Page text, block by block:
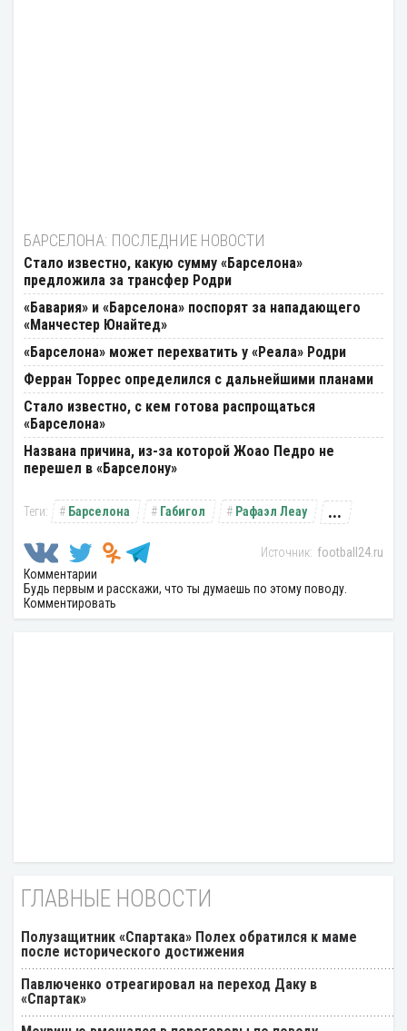
БАРСЕЛОНА: ПОСЛЕДНИЕ НОВОСТИ
Стало известно, какую сумму «Барселона»
предложила за трансфер Родри
«Бавария» и «Барселона» поспорят за нападающего
«Манчестер Юнайтед»
«Барселона» может перехватить у «Реала» Родри
Ферран Торрес определился с дальнейшими планами
Стало известно, с кем готова распрощаться
«Барселона»
Названа причина, из-за которой Жоао Педро не
перешел в «Барселону»
Барселона Габигол Рафаэл Леау ...
football24.ru
Комментарии
Будь первым и расскажи, что ты думаешь по этому поводу.
Комментировать
ГЛАВНЫЕ НОВОСТИ
Полузащитник «Спартака» Полех обратился к маме
после исторического достижения
Павлюченко отреагировал на переход Даку в
«Спартак»